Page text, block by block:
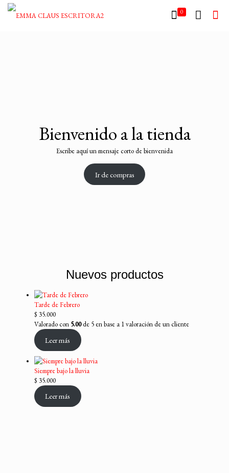
0
Bienvenido a la tienda
Escribe aquí un mensaje corto de bienvenida
Ir de compras
Nuevos productos
Tarde de Febrero
$ 35.000
Valorado con 5.00de 5 en base a 1valoración de un cliente
Leer más
Siempre bajo la lluvia
$ 35.000
Leer más